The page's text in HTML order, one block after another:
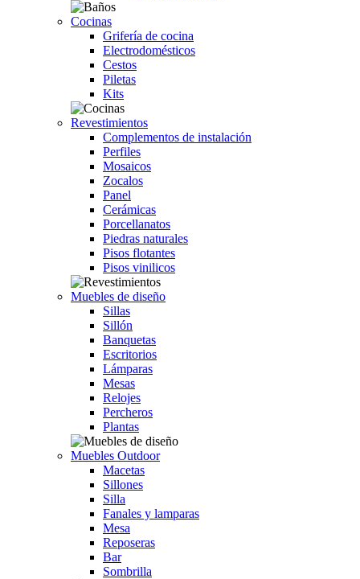
Cocinas
Grifería de cocina
Electrodomésticos
Cestos
Piletas
Kits
Revestimientos
Complementos de instalación
Perfiles
Mosaicos
Zocalos
Panel
Cerámicas
Porcellanatos
Piedras naturales
Pisos flotantes
Pisos vinilicos
Muebles de diseño
Sillas
Sillón
Banquetas
Escritorios
Lámparas
Mesas
Relojes
Percheros
Plantas
Muebles Outdoor
Macetas
Sillones
Silla
Fanales y lamparas
Mesa
Reposeras
Bar
Sombrilla